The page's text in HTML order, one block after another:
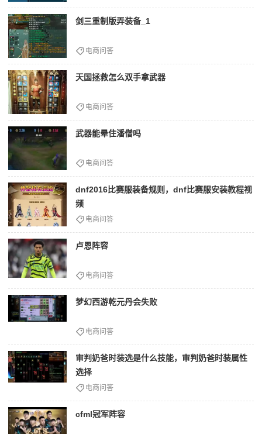
剑三重制版弄装备_1
电商问答
天国拯救怎么双手拿武器
电商问答
武器能晕住潘僧吗
电商问答
dnf2016比赛服装备规则，dnf比赛服安装教程视
频
电商问答
卢恩阵容
电商问答
梦幻西游乾元丹会失败
电商问答
审判奶爸时装选是什么技能，审判奶爸时装属性
选择
电商问答
cfml冠军阵容